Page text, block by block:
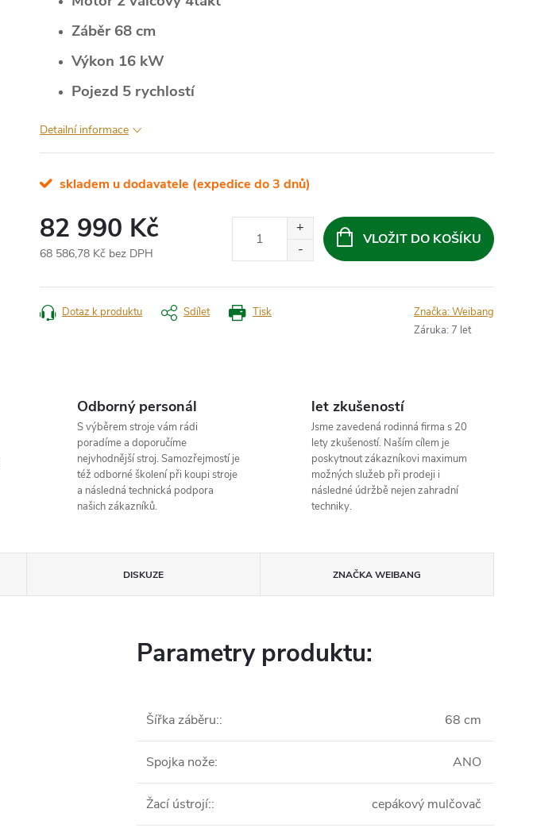
Záběr 68 cm
Výkon 16 kW
Pojezd 5 rychlostí
Detailní informace
skladem u dodavatele (expedice do 3 dnů)
82 990 Kč
68 586,78 Kč bez DPH
cena:
VLOŽIT DO KOŠÍKU
Tisk
Dotaz k produktu Sdílet Značka:Weibang
Záruka: 7 let
Odborný personál
S výběrem stroje vám rádi
poradíme a doporučíme
nejvhodnější stroj. Samozřejmostí je
též odborné školení při koupi stroje
a následná technická podpora
našich zákazníků.
let zkušeností
Jsme zavedená rodinná firma s 20
lety zkušeností. Naším cílem je
poskytnout zákazníkovi maximum
možných služeb při prodeji i
následné údržbě nejen zahradní
techniky.
DISKUZE ZNAČKAWEIBANG
Parametry produktu:
Šířka záběru:: 68 cm
Spojka nože: ANO
Žací ústrojí:: cepákový mulčovač